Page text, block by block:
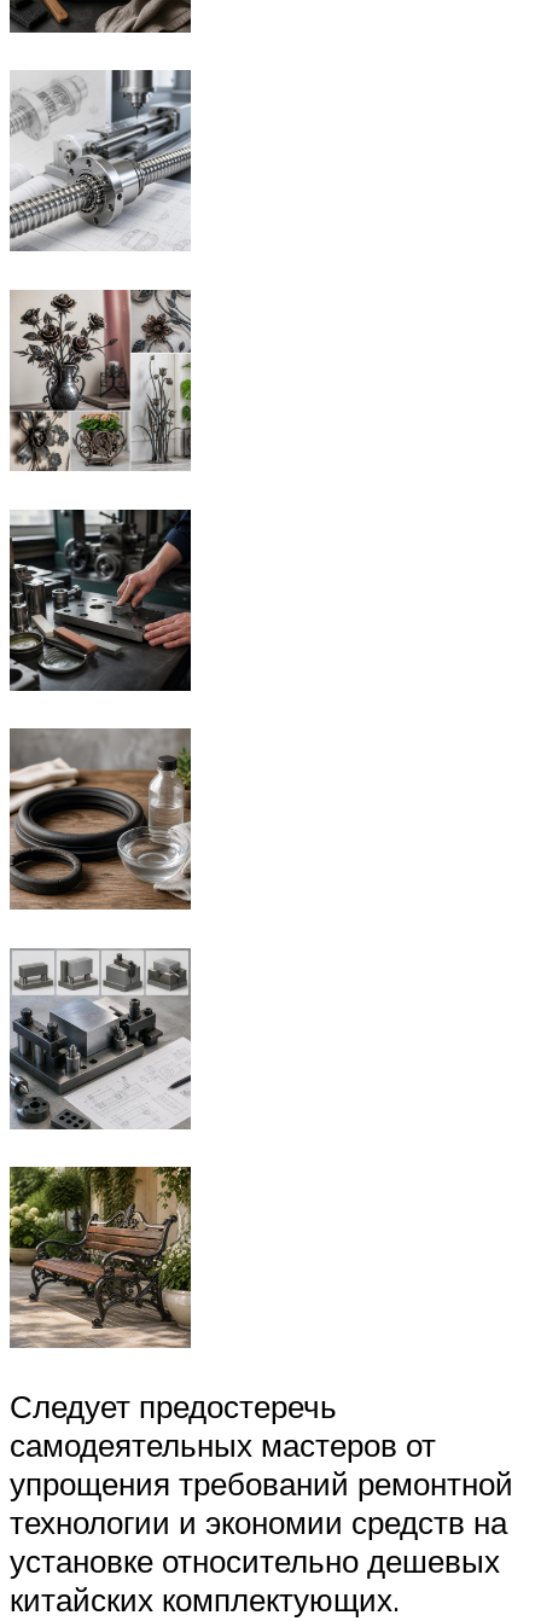
Следует предостеречь
самодеятельных мастеров от
упрощения требований ремонтной
технологии и экономии средств на
установке относительно дешевых
китайских комплектующих.